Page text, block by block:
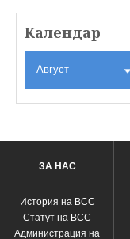
Календар
Август
ЗА НАС
История на ВСС
Статут на ВСС
Администрация на